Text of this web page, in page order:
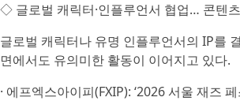
◇ 글로벌 캐릭터·인플루언서 협업… 콘텐
글로벌 캐릭터나 유명 인플루언서의 IP를
면에서도 유의미한 활동이 이어지고 있다.
· 에프엑스아이피(FXIP): ‘2026 서울 재즈